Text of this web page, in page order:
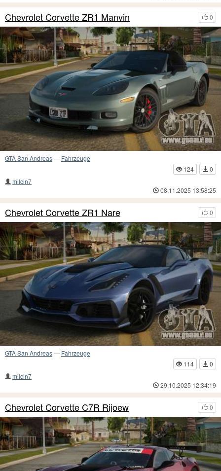
0
Chevrolet Corvette ZR1 Manvin
GTA San Andreas— Fahrzeuge
124
0
milcin7
08.11.2025 13:58:25
0
Chevrolet Corvette ZR1 Nare
GTA San Andreas— Fahrzeuge
114
0
milcin7
29.10.2025 12:34:19
0
Chevrolet Corvette C7R Rijoew